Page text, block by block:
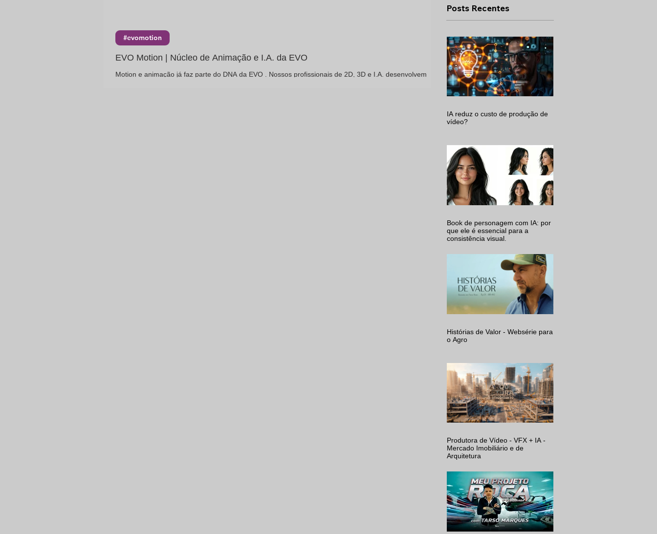
EVO Motion | Núcleo de Animação e I.A. da EVO
Motion e animação já faz parte do DNA da EVO . Nossos profissionais de 2D, 3D e I.A. desenvolvem
#evomotion
Posts Recentes
IA reduz o custo de produção de
vídeo?
Book de personagem com IA: por
que ele é essencial para a
consistência visual.
Histórias de Valor - Websérie para
o Agro
Produtora de Vídeo - VFX + IA -
Mercado Imobiliário e de
Arquitetura